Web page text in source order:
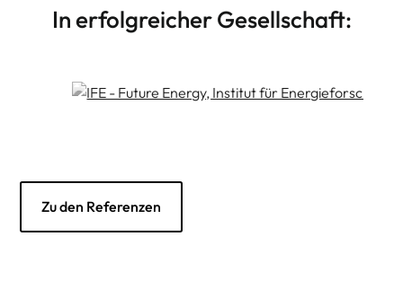
In erfolgreicher Gesellschaft:
Zu den Referenzen